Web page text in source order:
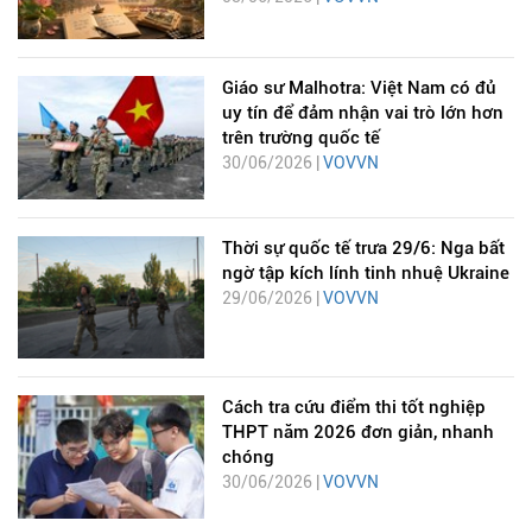
Giáo sư Malhotra: Việt Nam có đủ
uy tín để đảm nhận vai trò lớn hơn
trên trường quốc tế
30/06/2026 | VOVVN
Thời sự quốc tế trưa 29/6: Nga bất
ngờ tập kích lính tinh nhuệ Ukraine
29/06/2026 | VOVVN
Cách tra cứu điểm thi tốt nghiệp
THPT năm 2026 đơn giản, nhanh
chóng
30/06/2026 | VOVVN